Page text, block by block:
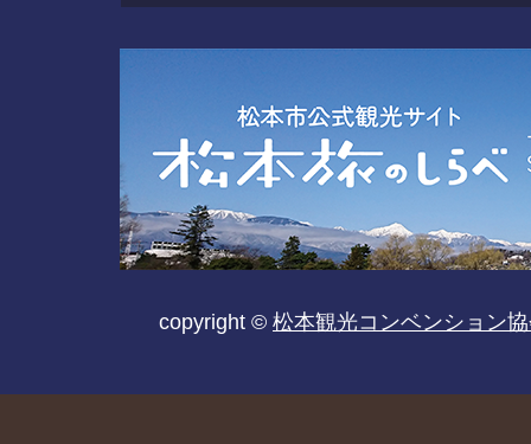
copyright © 松本観光コンベンション